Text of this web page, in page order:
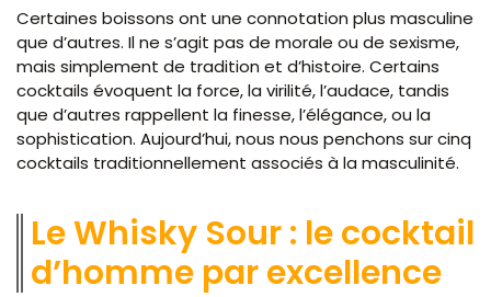
Certaines boissons ont une connotation plus masculine
que d’autres. Il ne s’agit pas de morale ou de sexisme,
mais simplement de tradition et d’histoire. Certains
cocktails évoquent la force, la virilité, l’audace, tandis
que d’autres rappellent la finesse, l’élégance, ou la
sophistication. Aujourd’hui, nous nous penchons sur cinq
cocktails traditionnellement associés à la masculinité.
Le Whisky Sour : le cocktail
d’homme par excellence